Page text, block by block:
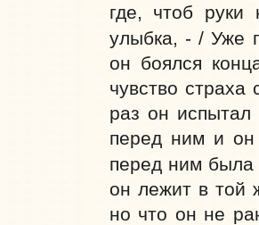
где, чтоб
улыбка, - / Уже
он боялся
чувство
раз он испытал
перед ним и
перед ним была
он лежит в той
но что он не